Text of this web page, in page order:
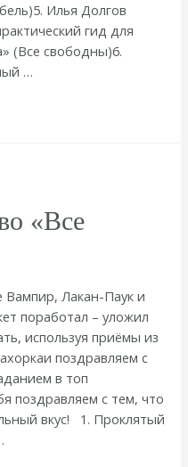
Илья Долгов
гид для
(Все свободны)6.
…
«Все
Лакан-Паук и
поработал – уложил
используя приёмы из
поздравляем с
в топ
поздравляем с тем, что
вкус! 1. Проклятый